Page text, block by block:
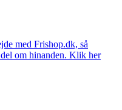
med Frishop.dk, så
om hinanden. Klik her